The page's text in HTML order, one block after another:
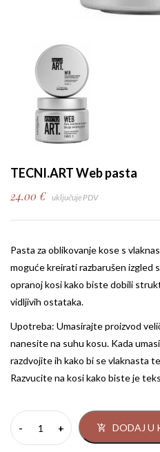
TECNI.ART Web pasta
24.00 € uključuje PDV
Pasta za oblikovanje kose s
moguće kreirati razbarušen izgled
opranoj kosi kako biste dobili
vidljivih ostataka.
Upotreba: Umasirajte proizvod
nanesite na suhu kosu. Kada
razdvojite ih kako bi se vlaknasta
Razvucite na kosi kako biste je
DODAJ U